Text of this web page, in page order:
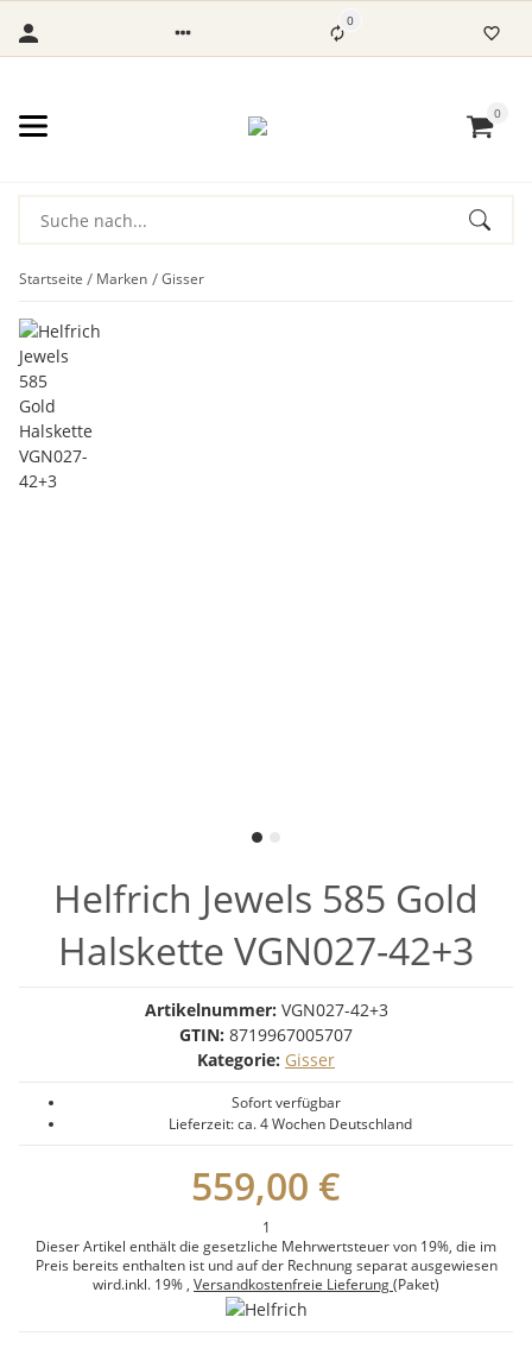
0
0
Startseite Marken Gisser
Helfrich Jewels 585 Gold
Halskette VGN027-42+3
Artikelnummer: VGN027-42+3
GTIN: 8719967005707
Kategorie: Gisser
Sofort verfügbar
Lieferzeit:ca. 4 Wochen Deutschland
559,00 €
1
Dieser Artikel enthält die gesetzliche Mehrwertsteuer von 19%, die im
Preis bereits enthalten ist und auf der Rechnung separat ausgewiesen
wird.inkl. 19% , Versandkostenfreie Lieferung(Paket)